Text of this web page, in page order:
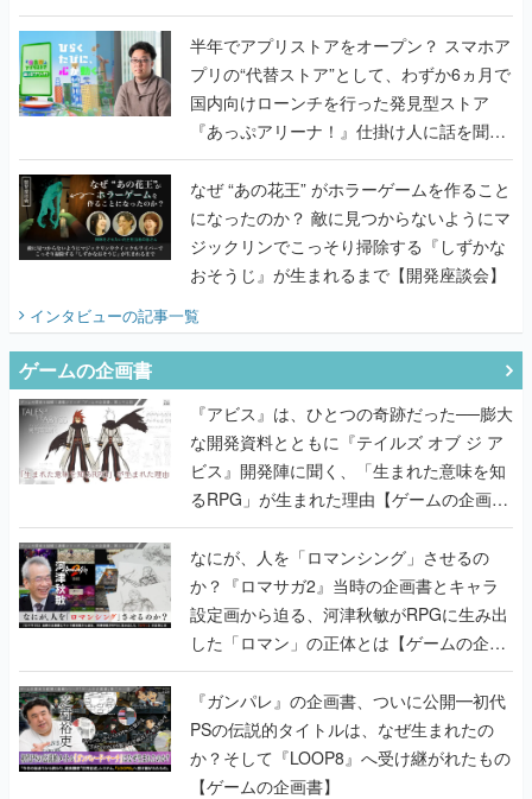
うこだわりをプロデューサーに聞いた
半年でアプリストアをオープン？ スマホア
プリの“代替ストア”として、わずか6ヵ月で
国内向けローンチを行った発見型ストア
『あっぷアリーナ！』仕掛け人に話を聞い
てみた
なぜ “あの花王” がホラーゲームを作ること
になったのか？ 敵に見つからないようにマ
ジックリンでこっそり掃除する『しずかな
おそうじ』が生まれるまで【開発座談会】
インタビューの記事一覧
ゲームの企画書
『アビス』は、ひとつの奇跡だった──膨大
な開発資料とともに『テイルズ オブ ジ ア
ビス』開発陣に聞く、「生まれた意味を知
るRPG」が生まれた理由【ゲームの企画
書】
なにが、人を「ロマンシング」させるの
か？『ロマサガ2』当時の企画書とキャラ
設定画から迫る、河津秋敏がRPGに生み出
した「ロマン」の正体とは【ゲームの企画
書】
『ガンパレ』の企画書、ついに公開━初代
PSの伝説的タイトルは、なぜ生まれたの
か？そして『LOOP8』へ受け継がれたもの
【ゲームの企画書】